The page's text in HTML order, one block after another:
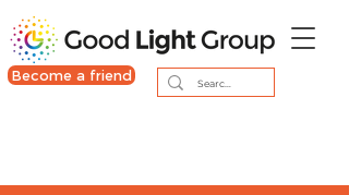
Become a friend